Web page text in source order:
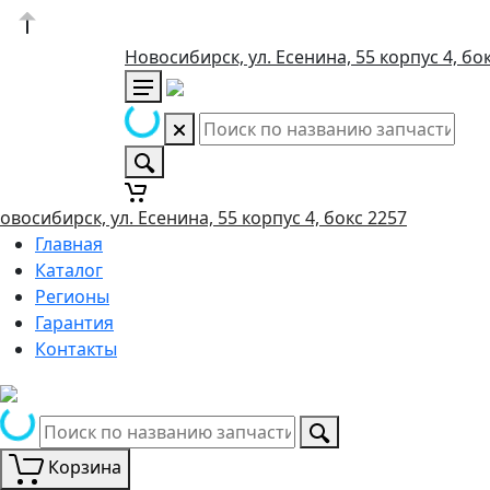
Новосибирск, ул. Есенина, 55 корпус 4,
ул. Есенина, 55 корпус 4, бокс 2257
Главная
Каталог
Регионы
Гарантия
Контакты
Корзина